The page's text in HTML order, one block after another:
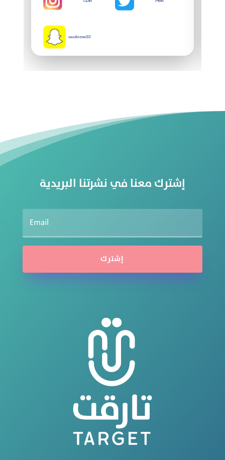
المفضلة
اضافة
مشهور
من
نحن
saudinews50
إشترك معنا في نشرتنا البريدية
إشترك